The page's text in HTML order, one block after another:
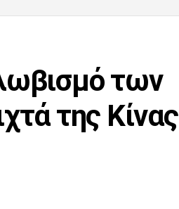
των
της Κίνας